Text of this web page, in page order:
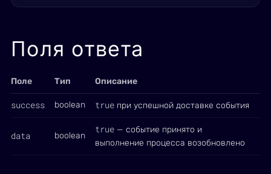
Поля ответа
Поле Тип Описание
success boolean true при успешной доставке события
data boolean
true — событие принято и
выполнение процесса возобновлено